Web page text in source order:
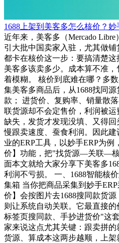
1688上架到美客多怎么核价？
近年来，美客多（Mercado
引大批中国卖家入驻，尤其做
都卡在核价这一步：要搞清楚这
美客多该卖多少。成本算不准
着模糊。 核价到底难在哪？多
集美客多商品后，从1688找同
款； 进货价、复购率、销量散
联货源却不会定售价，利润被
缺失，发货才发现没填、又得
慢跟卖速度、蚕食利润。因此
业的ERP工具，以妙手ERP为例
价】功能，把"找货源—关联—
面本文就给大家分享下美客多
利润不亏损。 一、1688智能核
集箱 当你把商品采集到妙手
价】会按图片去1688搜同款货
则让系统自动关联。它最直接
标签页搜同款、手抄进货价"这
家来说这点尤其关键：跟卖拼
货源、算成本这两步越顺，上